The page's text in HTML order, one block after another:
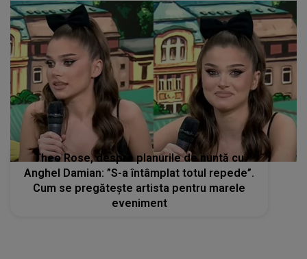
Theo Rose, despre planurile de nuntă cu
Anghel Damian: ”S-a întâmplat totul repede”.
Cum se pregătește artista pentru marele
eveniment